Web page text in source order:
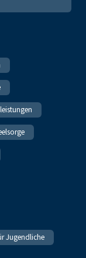
Jugendliche